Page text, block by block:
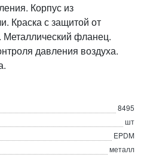
Корпус из
Краска с защитой от
Металлический фланец.
давления воздуха.
8495
шт
EPDM
металл